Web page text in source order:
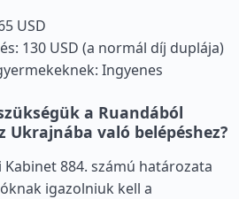
USD
130 USD (a normál díj duplája)
Ingyenes
a Ruandából
való belépéshez?
884. számú határozata
igazolniuk kell a